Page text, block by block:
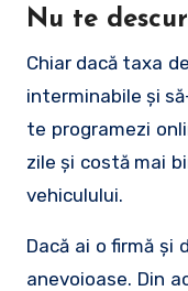
Nu te
Chiar dacă taxa
interminabile şi
te programezi
zile şi costă mai
vehiculului.
Dacă ai o firmă
anevoioase. Din